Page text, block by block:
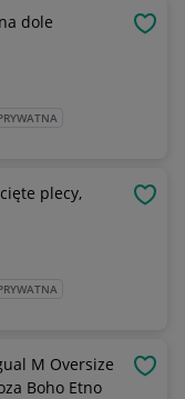
dole
plecy,
M Oversize
Boho Etno